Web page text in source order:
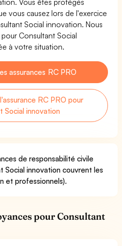
vous causez lors de l'exercice
Social innovation. Nous
Consultant Social
à votre situation.
assurances RC PRO
RC PRO pour
Social innovation
de responsabilité civile
Social innovation couvrent les
et professionnels).
pour Consultant